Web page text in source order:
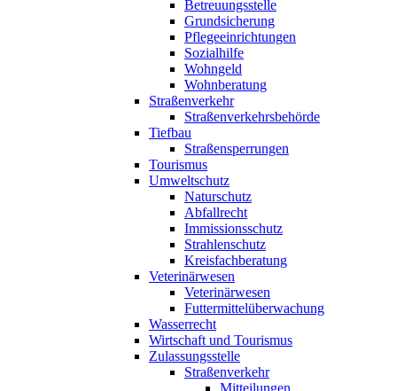
Betreuungsstelle
Grundsicherung
Pflegeeinrichtungen
Sozialhilfe
Wohngeld
Wohnberatung
Straßenverkehr
Straßenverkehrsbehörde
Tiefbau
Straßensperrungen
Tourismus
Umweltschutz
Naturschutz
Abfallrecht
Immissionsschutz
Strahlenschutz
Kreisfachberatung
Veterinärwesen
Veterinärwesen
Futtermittelüberwachung
Wasserrecht
Wirtschaft und Tourismus
Zulassungsstelle
Straßenverkehr
Mitteilungen